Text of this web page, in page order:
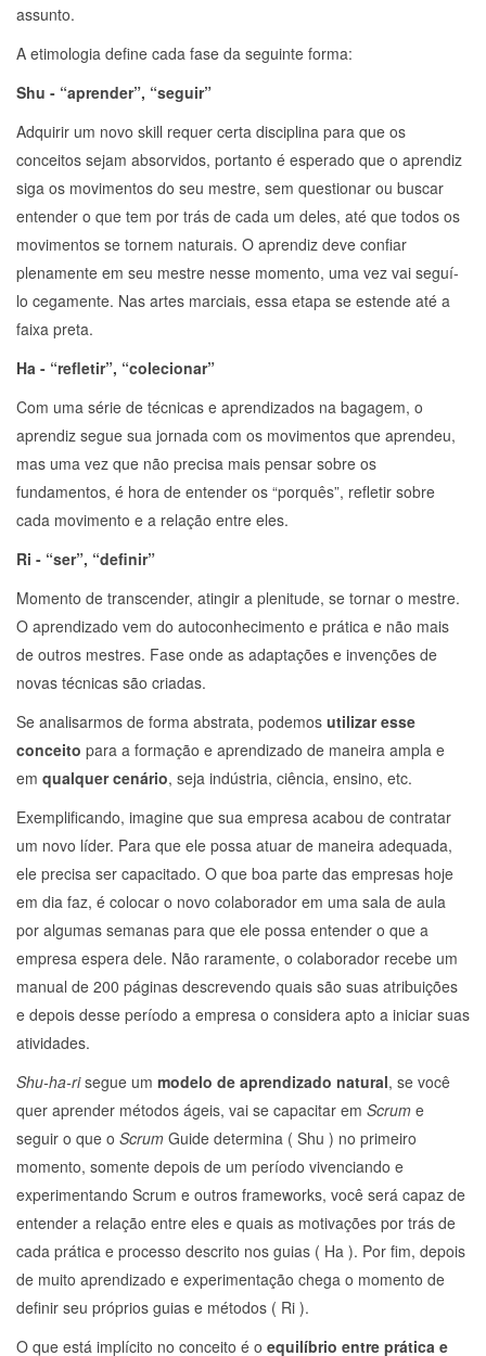
assunto.
A etimologia define cada fase da seguinte forma:
Shu - “aprender”, “seguir”
Adquirir um novo skill requer certa disciplina para que os
conceitos sejam absorvidos, portanto é esperado que o aprendiz
siga os movimentos do seu mestre, sem questionar ou buscar
entender o que tem por trás de cada um deles, até que todos os
movimentos se tornem naturais. O aprendiz deve confiar
plenamente em seu mestre nesse momento, uma vez vai seguí-
lo cegamente. Nas artes marciais, essa etapa se estende até a
faixa preta.
Ha - “refletir”, “colecionar”
Com uma série de técnicas e aprendizados na bagagem, o
aprendiz segue sua jornada com os movimentos que aprendeu,
mas uma vez que não precisa mais pensar sobre os
fundamentos, é hora de entender os “porquês”, refletir sobre
cada movimento e a relação entre eles.
Ri - “ser”, “definir”
Momento de transcender, atingir a plenitude, se tornar o mestre.
O aprendizado vem do autoconhecimento e prática e não mais
de outros mestres. Fase onde as adaptações e invenções de
novas técnicas são criadas.
Se analisarmos de forma abstrata, podemos utilizar esse
conceito para a formação e aprendizado de maneira ampla e
em qualquer cenário, seja indústria, ciência, ensino, etc.
Exemplificando, imagine que sua empresa acabou de contratar
um novo líder. Para que ele possa atuar de maneira adequada,
ele precisa ser capacitado. O que boa parte das empresas hoje
em dia faz, é colocar o novo colaborador em uma sala de aula
por algumas semanas para que ele possa entender o que a
empresa espera dele. Não raramente, o colaborador recebe um
manual de 200 páginas descrevendo quais são suas atribuições
e depois desse período a empresa o considera apto a iniciar suas
atividades.
Shu-ha-risegue um modelo de aprendizado natural, se você
quer aprender métodos ágeis, vai se capacitar em Scrum e
seguir o que o Scrum Guide determina ( Shu ) no primeiro
momento, somente depois de um período vivenciando e
experimentando Scrum e outros frameworks, você será capaz de
entender a relação entre eles e quais as motivações por trás de
cada prática e processo descrito nos guias ( Ha ). Por fim, depois
de muito aprendizado e experimentação chega o momento de
definir seu próprios guias e métodos ( Ri ).
O que está implícito no conceito é o equilíbrio entre prática e